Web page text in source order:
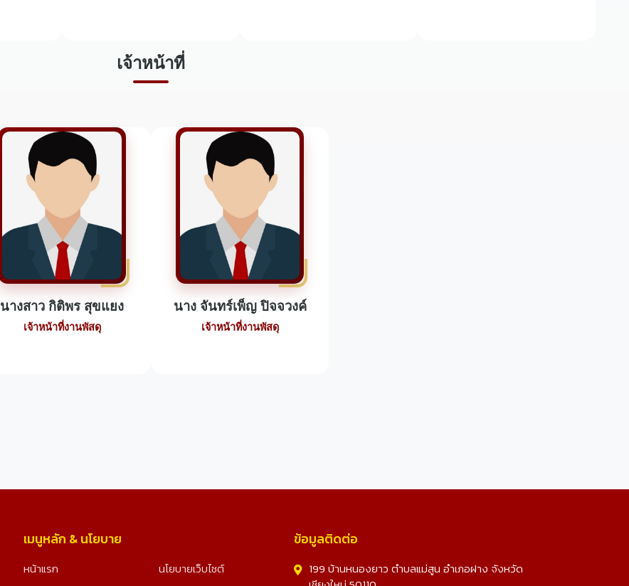
เจ้าหน้าที่
นางสาว กิติพร สุขแยง
เจ้าหน้าที่งานพัสดุ
นาง จันทร์เพ็ญ ปิจจวงค์
เจ้าหน้าที่งานพัสดุ
เมนูหลัก & นโยบาย
หน้าแรก
นโยบายเว็บไซต์
ข้อมูลติดต่อ
199 บ้านหนองยาว ตำบลแม่สูน อำเภอฝาง จังหวัด